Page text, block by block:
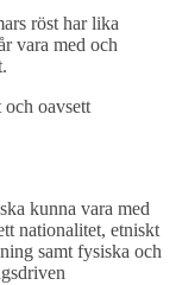
röst har lika
vara med och
oavsett
kunna vara med
nationalitet, etniskt
samt fysiska och